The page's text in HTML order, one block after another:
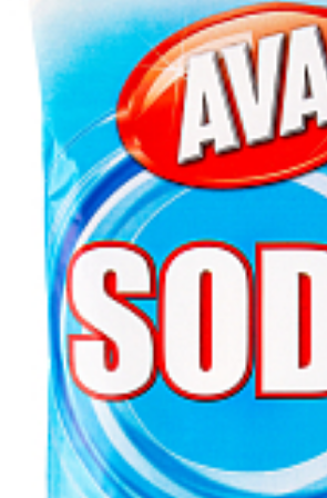
Favorit
Vergleichen